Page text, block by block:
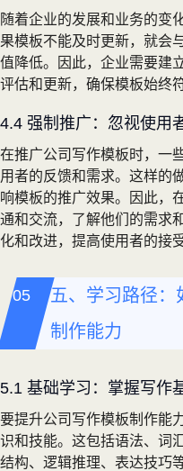
随着企业的发展和业务的变
果模板不能及时更新，就会
值降低。因此，企业需要建
评估和更新，确保模板始终
4.4 强制推广：忽视使用
在推广公司写作模板时，一
用者的反馈和需求。这样的
响模板的推广效果。因此，
通和交流，了解他们的需求
化和改进，提高使用者的接
五、学习路径：
制作能力
5.1 基础学习：掌握写作
要提升公司写作模板制作能
识和技能。这包括语法、词
结构、逻辑推理、表达技巧